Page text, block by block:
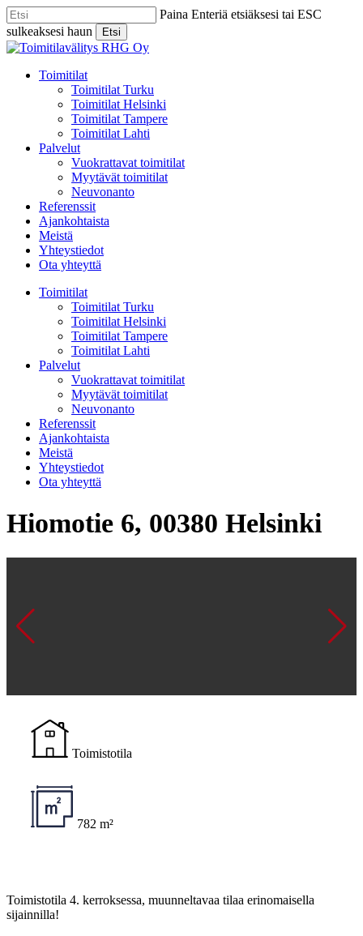
Skip
to
main
content
Paina Enteriä etsiäksesi tai ESC
sulkeaksesi haun
Etsi
Close
Menu
Toimitilat
Toimitilat Turku
Toimitilat Helsinki
Toimitilat Tampere
Toimitilat Lahti
Palvelut
Vuokrattavat toimitilat
Myytävät toimitilat
Neuvonanto
Referenssit
Ajankohtaista
Meistä
Yhteystiedot
Ota yhteyttä
Toimitilat
Toimitilat Turku
Toimitilat Helsinki
Toimitilat Tampere
Toimitilat Lahti
Palvelut
Vuokrattavat toimitilat
Myytävät toimitilat
Neuvonanto
Referenssit
Ajankohtaista
Meistä
Yhteystiedot
Ota yhteyttä
Hiomotie 6, 00380 Helsinki
Toimistotila
782 m²
Toimistotila 4. kerroksessa, muunneltavaa tilaa erinomaisella
sijainnilla!